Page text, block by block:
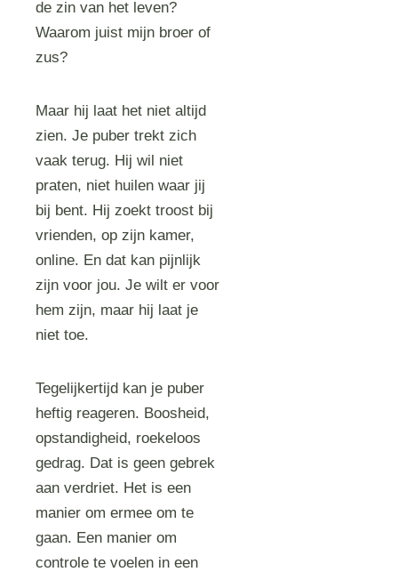
de zin van het leven?
Waarom juist mijn broer of
zus?
Maar hij laat het niet altijd
zien. Je puber trekt zich
vaak terug. Hij wil niet
praten, niet huilen waar jij
bij bent. Hij zoekt troost bij
vrienden, op zijn kamer,
online. En dat kan pijnlijk
zijn voor jou. Je wilt er voor
hem zijn, maar hij laat je
niet toe.
Tegelijkertijd kan je puber
heftig reageren. Boosheid,
opstandigheid, roekeloos
gedrag. Dat is geen gebrek
aan verdriet. Het is een
manier om ermee om te
gaan. Een manier om
controle te voelen in een